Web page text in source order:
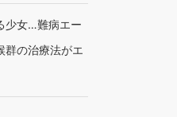
少女…難病エー
群の治療法がエ